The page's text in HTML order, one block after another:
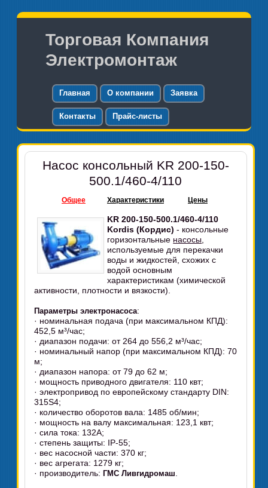
Торговая Компания
Электромонтаж
Главная О компании Заявка
Контакты Прайс-листы
Насос консольный KR 200-150-
500.1/460-4/110
Общее Характеристики Цены
KR 200-150-500.1/460-4/110
Kordis (Кордис) - консольные
горизонтальные насосы
используемые для перекачки
воды и жидкостей, схожих с
водой основным
характеристикам (химической
активности, плотности и вязкости).
Параметры электронасоса:
· номинальная подача (при максимальном КПД):
452,5 м³/час;
· диапазон подачи: от 264 до 556,2 м³/час;
· номинальный напор (при максимальном КПД): 70
м;
· диапазон напора: от 79 до 62 м;
· мощность приводного двигателя: 110 квт;
· электропривод по европейскому стандарту DIN:
315S4;
· количество оборотов вала: 1485 об/мин;
· мощность на валу максимальная: 123,1 квт;
· сила тока: 132А;
· степень защиты: IP-55;
· вес насосной части: 370 кг;
· вес агрегата: 1279 кг;
· производитель:ГМС Ливгидромаш